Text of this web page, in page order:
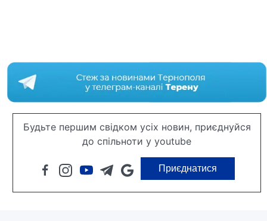
Будьте першим свідком усіх новин, приєднуйся
до спільноти у youtube
Приєднатися